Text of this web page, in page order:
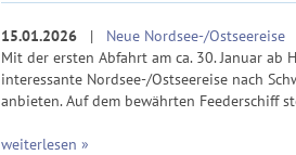
15.01.2026| Neue Nordsee-/Ostseereise
Mit der ersten Abfahrt am ca. 30. Januar
interessante Nordsee-/Ostseereise nach
anbieten. Auf dem bewährten Feederschiff
weiterlesen »